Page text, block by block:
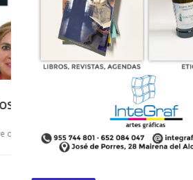
Cante Flamenco en